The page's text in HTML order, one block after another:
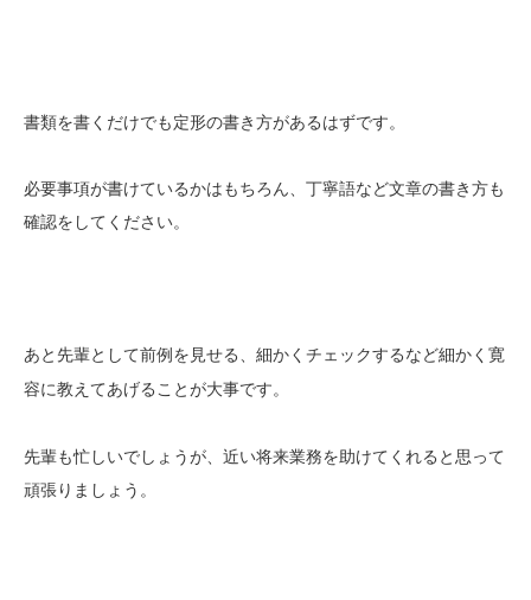
書類を書くだけでも定形の書き方があるはずです。
必要事項が書けているかはもちろん、丁寧語など文章の書き方も
確認をしてください。
あと先輩として前例を見せる、細かくチェックするなど細かく寛
容に教えてあげること が大事です。
先輩も忙しいでしょうが、近い将来業務を助けてくれると思って
頑張りましょう。